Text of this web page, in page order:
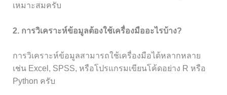
เหมาะสมครับ
2. การวิเคราะห์ข้อมูลต้องใช้เครื่องมืออะไรบ้าง?
การวิเคราะห์ข้อมูลสามารถใช้เครื่องมือได้หลากหลาย
เช่น Excel, SPSS, หรือโปรแกรมเขียนโค้ดอย่าง R หรือ
Python ครับ